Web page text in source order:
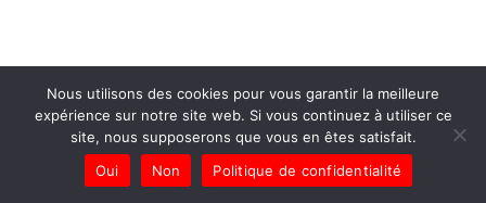
Nous utilisons des cookies pour vous garantir la meilleure
expérience sur notre site web. Si vous continuez à utiliser ce
site, nous supposerons que vous en êtes satisfait.
Oui
Non Politique de confidentialité